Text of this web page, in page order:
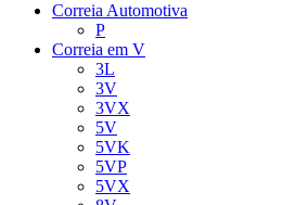
Correia Automotiva
P
Correia em V
3L
3V
3VX
5V
5VK
5VP
5VX